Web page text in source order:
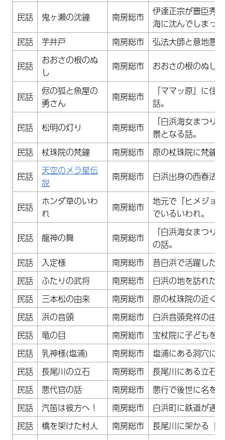
民話
鬼ヶ瀬の沈鐘 南房総市
伊達正宗が豊臣秀
海に沈んでしまっ
民話
芋井戸 南房総市
弘法大師と意地悪
民話
おおさの根のぬ
し
南房総市 おおさの根のぬし
民話
侭の狐と魚屋の
勇さん
南房総市
「ママッ原」に住
話。
民話
松明の灯り 南房総市
「白浜海女まつり
景となる話。
民話
杖珠院の梵鐘 南房総市
原の杖珠院に梵鐘
民話
天空のメラ星伝
説
南房総市 白浜出身の西春法
民話
ホンダ草のいわ
れ
南房総市
地元で「ヒメジョ
でいるいわれ。
民話
龍神の舞 南房総市
「白浜海女まつり
の話。
民話
入定様 南房総市
昔白浜で活躍した
民話
ふたりの武将 南房総市
白浜の地を訪れた
民話
三本松の由来 南房総市
原の杖珠院の近く
民話
浜の音頭 南房総市
白浜音頭発祥の由
民話
竜の目 南房総市
宝杖院に子どもを
民話
乳神様(塩浦) 南房総市
塩浦にある洞穴に
民話
長尾川の立石 南房総市
長尾川にある立石
民話
悪代官の話 南房総市
悪行で後世に名を
民話
汽笛は彼方へ！ 南房総市
白浜町に鉄道が通
民話
橋を架けた村人 南房総市
長尾川に架かる「